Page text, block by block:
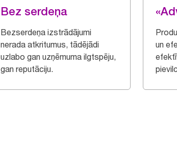
Bez serdeņa
Bezserdeņa izstrādājumi
nerada atkritumus, tādējādi
uzlabo gan uzņēmuma ilgtspēju,
gan reputāciju.
un